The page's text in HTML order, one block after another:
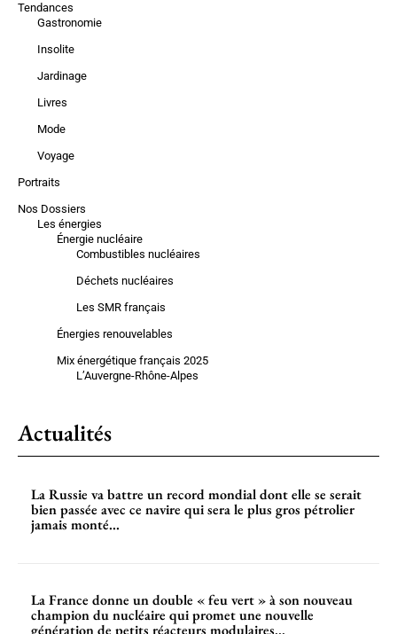
Tendances
Gastronomie
Insolite
Jardinage
Livres
Mode
Voyage
Portraits
Nos Dossiers
Les énergies
Énergie nucléaire
Combustibles nucléaires
Déchets nucléaires
Les SMR français
Énergies renouvelables
Mix énergétique français 2025
L’Auvergne-Rhône-Alpes
Actualités
La Russie va battre un record mondial dont elle se serait
bien passée avec ce navire qui sera le plus gros pétrolier
jamais monté...
La France donne un double « feu vert » à son nouveau
champion du nucléaire qui promet une nouvelle
génération de petits réacteurs modulaires...